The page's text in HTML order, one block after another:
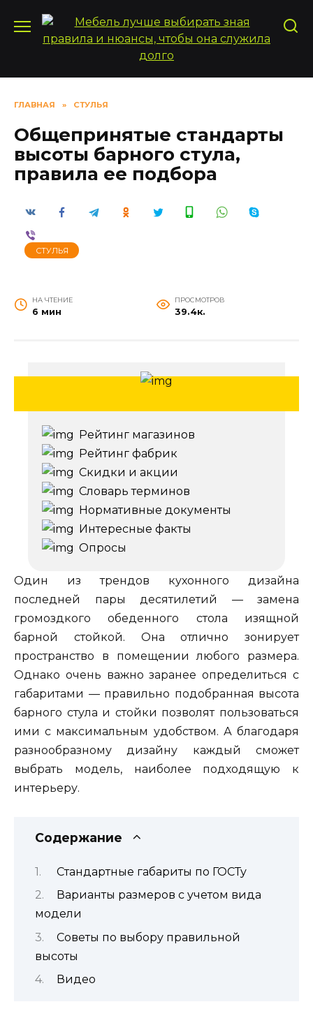
содержанию
ГЛАВНАЯ » СТУЛЬЯ
Общепринятые стандарты
высоты барного стула,
правила ее подбора
СТУЛЬЯ
НА ЧТЕНИЕ
6 мин
ПРОСМОТРОВ
39.4к.
Рейтинг магазинов
Рейтинг фабрик
Скидки и акции
Словарь терминов
Нормативные документы
Интересные факты
Опросы
Один из трендов кухонного дизайна
последней пары десятилетий — замена
громоздкого обеденного стола изящной
барной стойкой. Она отлично зонирует
пространство в помещении любого размера.
Однако очень важно заранее определиться с
габаритами — правильно подобранная высота
барного стула и стойки позволят пользоваться
ими с максимальным удобством. А благодаря
разнообразному дизайну каждый сможет
выбрать модель, наиболее подходящую к
интерьеру.
Содержание
Стандартные габариты по ГОСТу
Варианты размеров с учетом вида
модели
Советы по выбору правильной
высоты
Видео